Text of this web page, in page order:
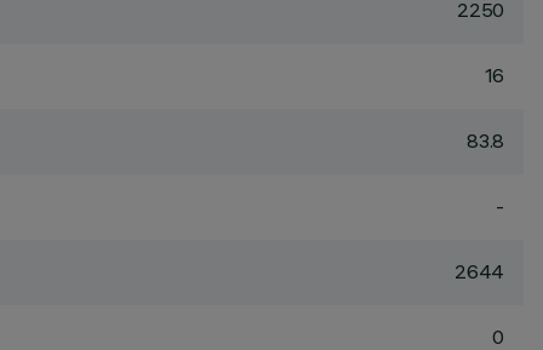
2250
16
83.8
-
2644
0